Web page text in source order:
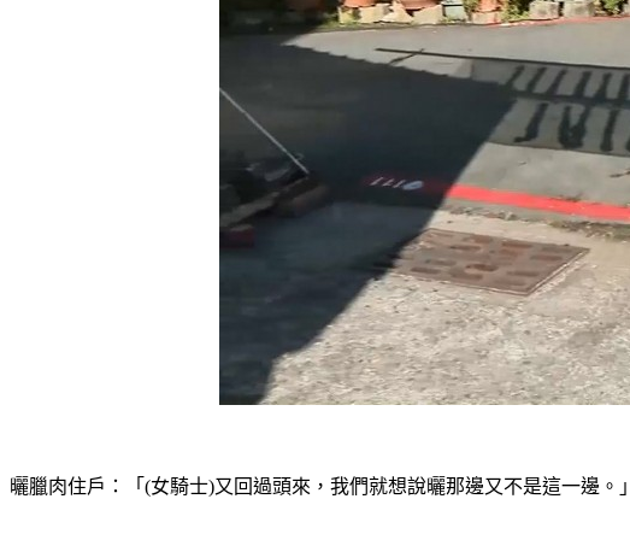
曬臘肉住戶：「(女騎士)又回過頭來，我們就想說曬那邊又不是這一邊。」